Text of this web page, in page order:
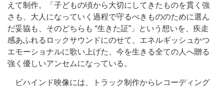
えて制作。「子どもの頃から大切にしてきたものを貫く強
さも、大人になっていく過程で守るべきもののために選ん
だ妥協も、そのどちらも “生きた証”」という想いを、疾走
感あふれるロックサウンドにのせて、エネルギッシュかつ
エモーショナルに歌い上げた、今を生きる全ての人へ贈る
強く優しいアンセムになっている。
ビハインド映像には、トラック制作からレコーディング